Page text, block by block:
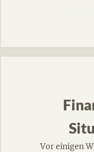
Vor einigen